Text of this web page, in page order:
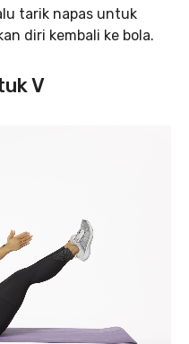
tarik napas untuk
diri kembali ke bola.
V